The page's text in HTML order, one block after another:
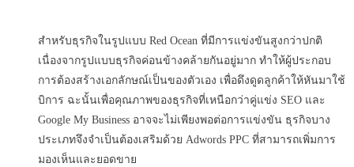
สำหรับธุรกิจในรูปแบบ Red Ocean ที่มีการแข่งขันสูงกว่าปกติ
เนื่องจากรูปแบบธุรกิจค่อนข้างคล้ายกันอยู่มาก ทำให้ผู้ประกอบ
การต้องสร้างเอกลักษณ์เป็นของตัวเอง เพื่อดึงดูดลูกค้าให้หันมาใช้
บิการ ฉะนั้นเพื่อคุณภาพของธุรกิจที่เหนือกว่าคู่แข่ง SEO และ
Google My Business อาจจะไม่เพียงพอต่อการแข่งขัน ธุรกิจบาง
ประเภทจึงจำเป็นต้องเสริมด้วย Adwords PPC ที่สามารถเพิ่มการ
มองเห็นและยอดขาย